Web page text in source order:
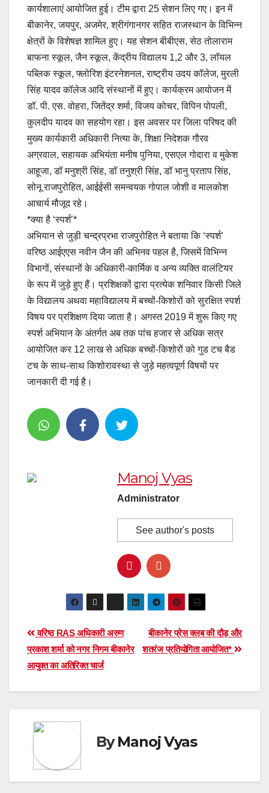
कार्यशालाएं आयोजित हुई। टीम द्वारा 25 सेशन लिए गए। इन में
बीकानेर, जयपुर, अजमेर, श्रीगंगानगर सहित राजस्थान के विभिन्न
क्षेत्रों के विशेषज्ञ शामिल हुए। यह सेशन बीबीएस, सेठ तोलाराम
बाफना स्कूल, जैन स्कूल, केंद्रीय विद्यालय 1,2 और 3, लॉयल
पब्लिक स्कूल, फ्लोरिश इंटरनेशनल, राष्ट्रीय उदय कॉलेज, मुरली
सिंह यादव कॉलेज आदि संस्थानों में हुए। कार्यक्रम आयोजन में
डॉ. पी. एस. वोहरा, जितेंद्र शर्मा, विजय कोचर, विपिन पोपली,
कुलदीप यादव का सहयोग रहा। इस अवसर पर जिला परिषद की
मुख्य कार्यकारी अधिकारी नित्या के, शिक्षा निदेशक गौरव
अग्रवाल, सहायक अभियंता मनीष पुनिया, एसएल गोदारा व मुकेश
आहूजा, डॉ मनुश्री सिंह, डॉ तनुश्री सिंह, डॉ भानु प्रताप सिंह,
सोनू राजपुरोहित, आईईसी समन्वयक गोपाल जोशी व मालकोश
आचार्य मौजूद रहे।
*क्या है ‘स्पर्श’*
अभियान से जुड़ी चन्द्रप्रभा राजपुरोहित ने बताया कि ‘स्पर्श’
वरिष्ठ आईएएस नवीन जैन की अभिनव पहल है, जिसमें विभिन्न
विभागों, संस्थानों के अधिकारी-कार्मिक व अन्य व्यक्ति वालंटियर
के रूप में जुड़े हुए हैं। प्रशिक्षकों द्वारा प्रत्येक शनिवार किसी जिले
के विद्यालय अथवा महाविद्यालय में बच्चों-किशोरों को सुरक्षित स्पर्श
विषय पर प्रशिक्षण दिया जाता है। अगस्त 2019 में शुरू किए गए
स्पर्श अभियान के अंतर्गत अब तक पांच हजार से अधिक सत्र
आयोजित कर 12 लाख से अधिक बच्चों-किशोरों को गुड टच बैड
टच के साथ-साथ किशोरावस्था से जुड़े महत्वपूर्ण विषयों पर
जानकारी दी गई है।
Manoj Vyas
Administrator
See author's posts
Post
navigation
बीकानेर प्रेस क्लब की दौड़ और
शतरंज प्रतियोगिता आयोजित*
वरिष्ठ RAS अधिकारी अरुण
प्रकाश शर्मा को नगर निगम बीकानेर
आयुक्त का अतिरिक्त चार्ज
ByManoj Vyas